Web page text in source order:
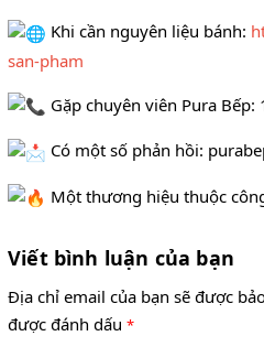
Khi cần nguyên liệu bánh:
san-pham
Gặp chuyên viên Pura Bếp:
Có một số phản hồi:
Một thương hiệu thuộc
Viết bình luận của bạn
Địa chỉ email của bạn sẽ được
được đánh dấu *